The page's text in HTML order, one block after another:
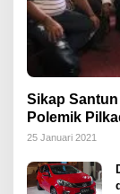
Sikap
Polemik
25 Januari 2021